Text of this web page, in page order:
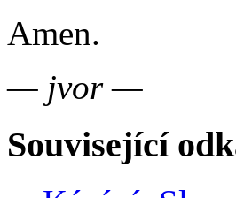
Amen.
— jvor —
Související